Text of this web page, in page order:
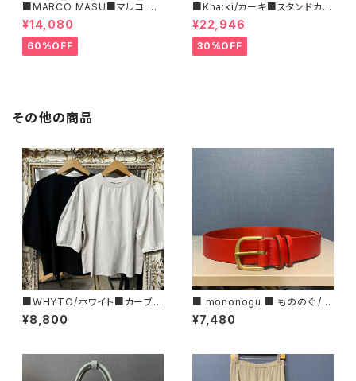
■MARCO MASU■マルコ マ
ージ■ハラコ・ゼブラ柄巾着BA
G■程よいサイズで可愛い
¥14,080
60%OFF
■Kha:ki/カーキ■スタンドカラ
ー・コート■
¥22,946
30%OFF
その他の商品
■WHYTO/ホワイト■カーブ
スリーブ Tシャツ■WHT26HC
S4012
¥8,800
■ mononogu ■ もののぐ /レ
ザーベルト・30ROLL■MADE
IN JAPAN
¥7,480